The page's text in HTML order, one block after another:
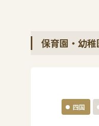
保育園・幼稚
四国